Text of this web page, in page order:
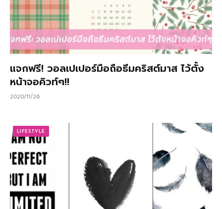
แจกฟรี! วอลเปเปอร์มือถือธีมคริสต์มาส ไว้ตั้ง
หน้าจอคิวท์ๆ!!
2020/11/26
LIFESTYLE